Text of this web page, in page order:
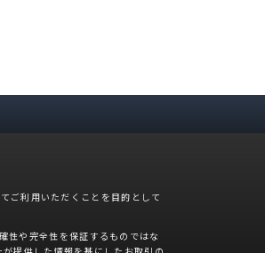
ご利用いただくことを目的として
性や完全性を保証するものではな